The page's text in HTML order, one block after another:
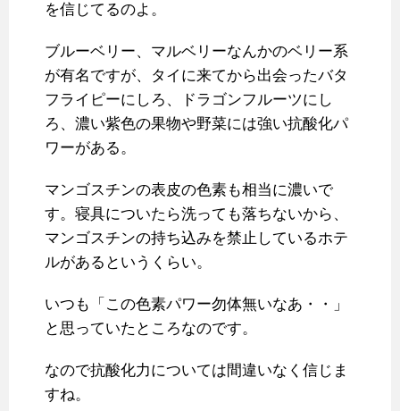
を信じてるのよ。
ブルーベリー、マルベリーなんかのベリー系
が有名ですが、タイに来てから出会ったバタ
フライピーにしろ、ドラゴンフルーツにし
ろ、濃い紫色の果物や野菜には強い抗酸化パ
ワーがある。
マンゴスチンの表皮の色素も相当に濃いで
す。寝具についたら洗っても落ちないから、
マンゴスチンの持ち込みを禁止しているホテ
ルがあるというくらい。
いつも「この色素パワー勿体無いなあ・・」
と思っていたところなのです。
なので抗酸化力については間違いなく信じま
すね。